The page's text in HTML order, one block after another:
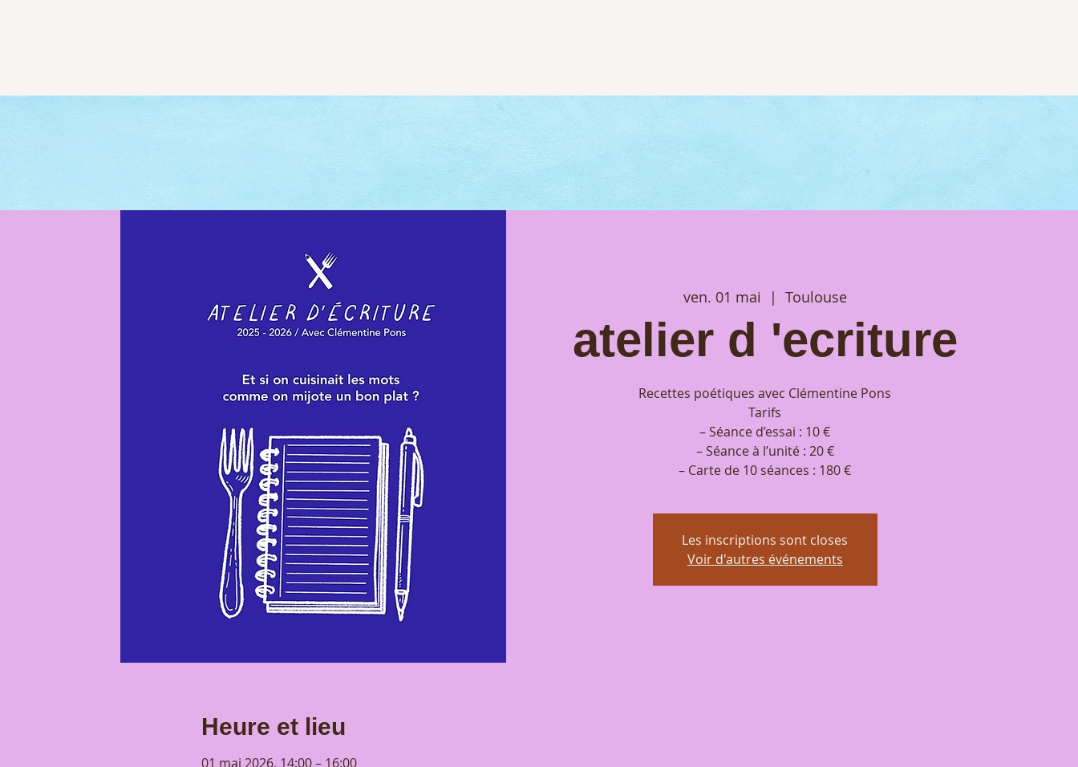
ven. 01 mai
  |
Toulouse
atelier d 'ecriture
Recettes poétiques avec Clémentine Pons
Tarifs
– Séance d’essai : 10 €
– Séance à l’unité : 20 €
– Carte de 10 séances : 180 €
Les inscriptions sont closes
Voir d'autres événements
Heure et lieu
01 mai 2026, 14:00 – 16:00